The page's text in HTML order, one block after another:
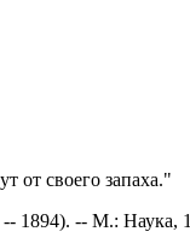
от своего запаха."
1894). -- М.: Наука,